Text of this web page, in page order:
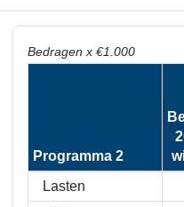
programma
Bedragen x €1.000
Programma 2
Lasten